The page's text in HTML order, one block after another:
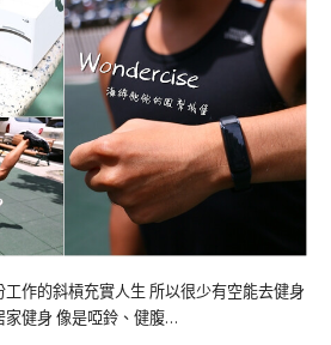
作的斜槓充實人生 所以很少有空能去健身
家健身 像是啞鈴、健腹…